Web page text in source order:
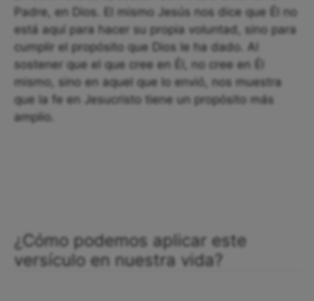
Padre, en Dios. El mismo Jesús nos dice que Él no
está aquí para hacer su propia voluntad, sino para
cumplir el propósito que Dios le ha dado. Al
sostener que el que cree en Él, no cree en Él
mismo, sino en aquel que lo envió, nos muestra
que la fe en Jesucristo tiene un propósito más
amplio.
¿Cómo podemos aplicar este
versículo en nuestra vida?